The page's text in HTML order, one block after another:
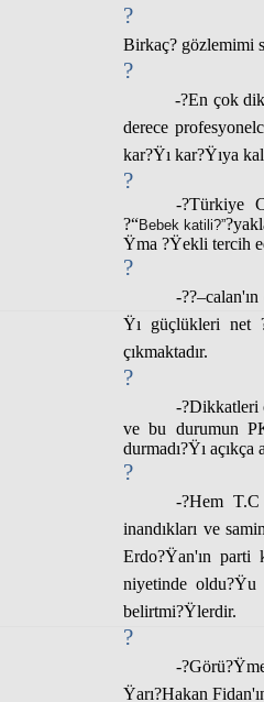
?
Birkaç? gözlemimi
?
-?En çok
derece
kar?Ÿı kar?Ÿıya
?
-?Türkiye
?“Bebek katili?”
Ÿma ?Ÿekli tercih
?
-
Ÿı güçlükleri net
çıkmaktadır.
?
-?Dikkatleri
ve bu durumun
durmadı?Ÿı açıkça
?
-?Hem T.C
inandıkları ve
Erdo?Ÿan'ın parti
niyetinde oldu?Ÿu
belirtmi?Ÿlerdir.
?
-?
Ÿarı?Hakan Fidan'